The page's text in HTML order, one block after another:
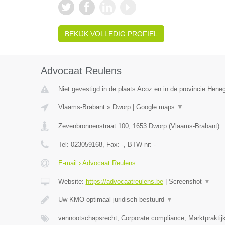
BEKIJK VOLLEDIG PROFIEL
Advocaat Reulens
Niet gevestigd in de plaats Acoz en in de provincie
Vlaams-Brabant» Dworp| Google maps ▼
Zevenbronnenstraat 100, 1653 Dworp(Vlaams-Brabant)
Tel: 023059168, Fax: -, BTW-nr: -
E-mail › Advocaat Reulens
Website: https://advocaatreulens.be| Screenshot ▼
Uw KMO optimaal juridisch bestuurd ▼
vennootschapsrecht, Corporate compliance,